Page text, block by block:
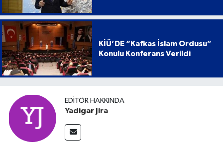
KİÜ’DE “Kafkas İslam Ordusu”
Konulu Konferans Verildi
EDITÖR HAKKINDA
Yadigar Jira